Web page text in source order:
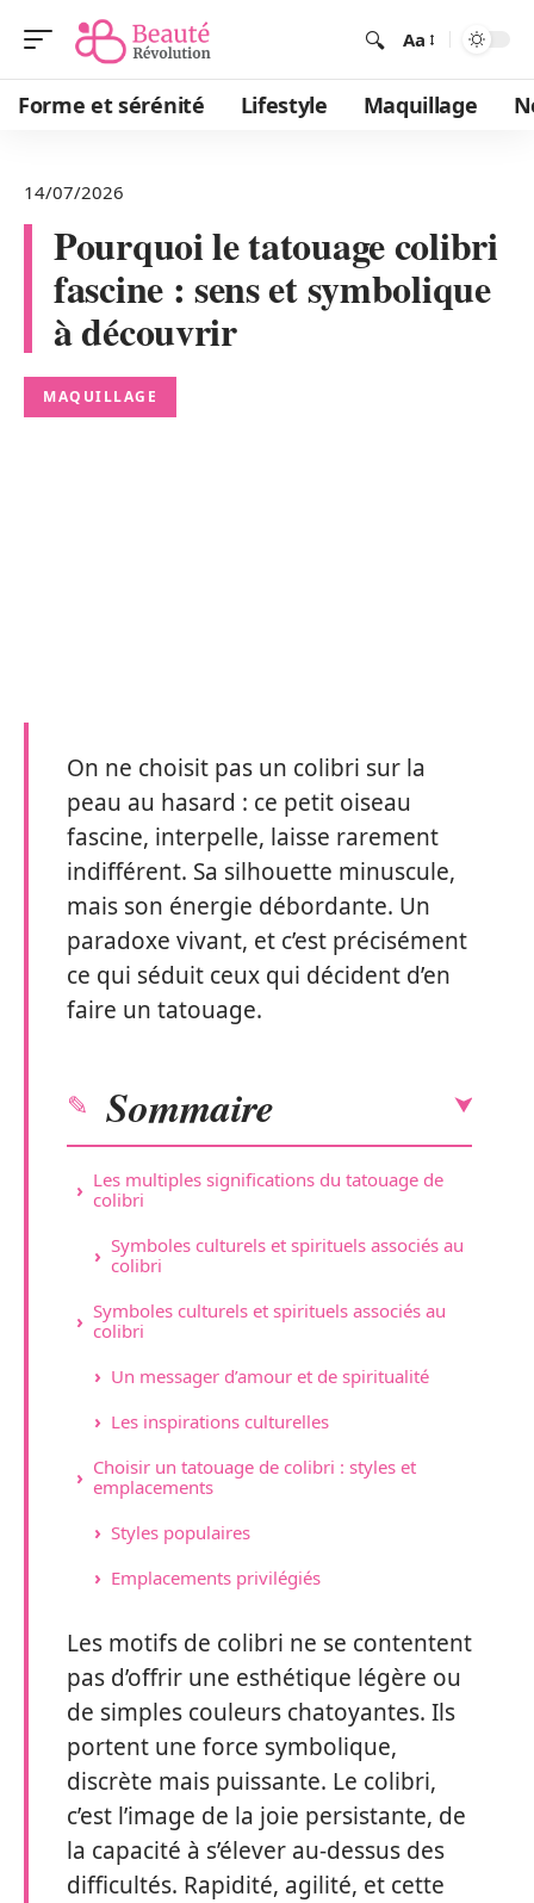
Aa
Forme et sérénité Lifestyle Maquillage
14/07/2026
Pourquoi le tatouage colibri
fascine : sens et symbolique
à découvrir
MAQUILLAGE
On ne choisit pas un colibri sur la
peau au hasard : ce petit oiseau
fascine, interpelle, laisse rarement
indifférent. Sa silhouette minuscule,
mais son énergie débordante. Un
paradoxe vivant, et c’est précisément
ce qui séduit ceux qui décident d’en
faire un tatouage.
Sommaire
Les multiples significations du tatouage de
colibri
Symboles culturels et spirituels associés au
colibri
Symboles culturels et spirituels associés au
colibri
Un messager d’amour et de spiritualité
Les inspirations culturelles
Choisir un tatouage de colibri : styles et
emplacements
Styles populaires
Emplacements privilégiés
Les motifs de colibri ne se contentent
pas d’offrir une esthétique légère ou
de simples couleurs chatoyantes. Ils
portent une force symbolique,
discrète mais puissante. Le colibri,
c’est l’image de la joie persistante, de
la capacité à s’élever au-dessus des
difficultés. Rapidité, agilité, et cette